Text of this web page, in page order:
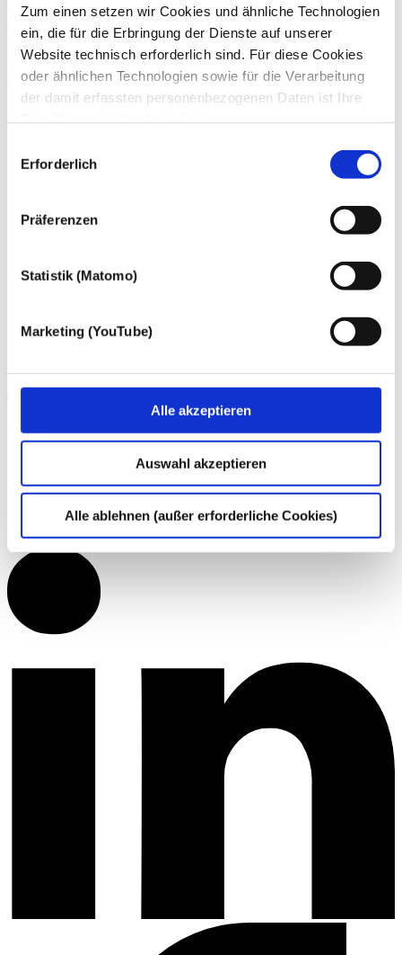
Zum einen setzen wir Cookies und ähnliche Technologien
ein, die für die Erbringung der Dienste auf unserer
Website technisch erforderlich sind. Für diese Cookies
oder ähnlichen Technologien sowie für die Verarbeitung
der damit erfassten personenbezogenen Daten ist Ihre
mit Ihrer ausdrücklichen Einwilligung einsetzen und die
Erforderlich
Präferenzen
Statistik (Matomo)
Marketing (YouTube)
Alle akzeptieren
Auswahl akzeptieren
Alle ablehnen (außer erforderliche Cookies)
Wenn Sie Fragen zu unseren Angeboten haben, können Sie uns
gern telefonisch (+49 228 81000 0) oder perE-Mail kontaktieren.
Zum Kontakt